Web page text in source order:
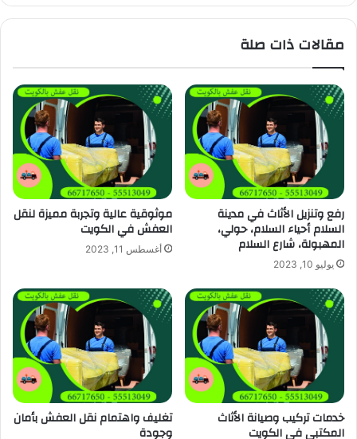
مقالات ذات صلة
رفع وتنزيل الأثاث في مدينة
السلام أحياء السلام، حولي،
المهبولة، شارع السلام
يوليو 10, 2023
موثوقية عالية وتجربة مميزة لنقل
العفش في الكويت
أغسطس 11, 2023
خدمات تركيب وصيانة الأثاث
المكتبي في الكويت
تغليف واهتمام نقل العفش بأمان
وجودة